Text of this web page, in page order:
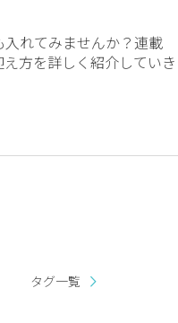
れてみませんか？連載
方を詳しく紹介していき
タグ一覧